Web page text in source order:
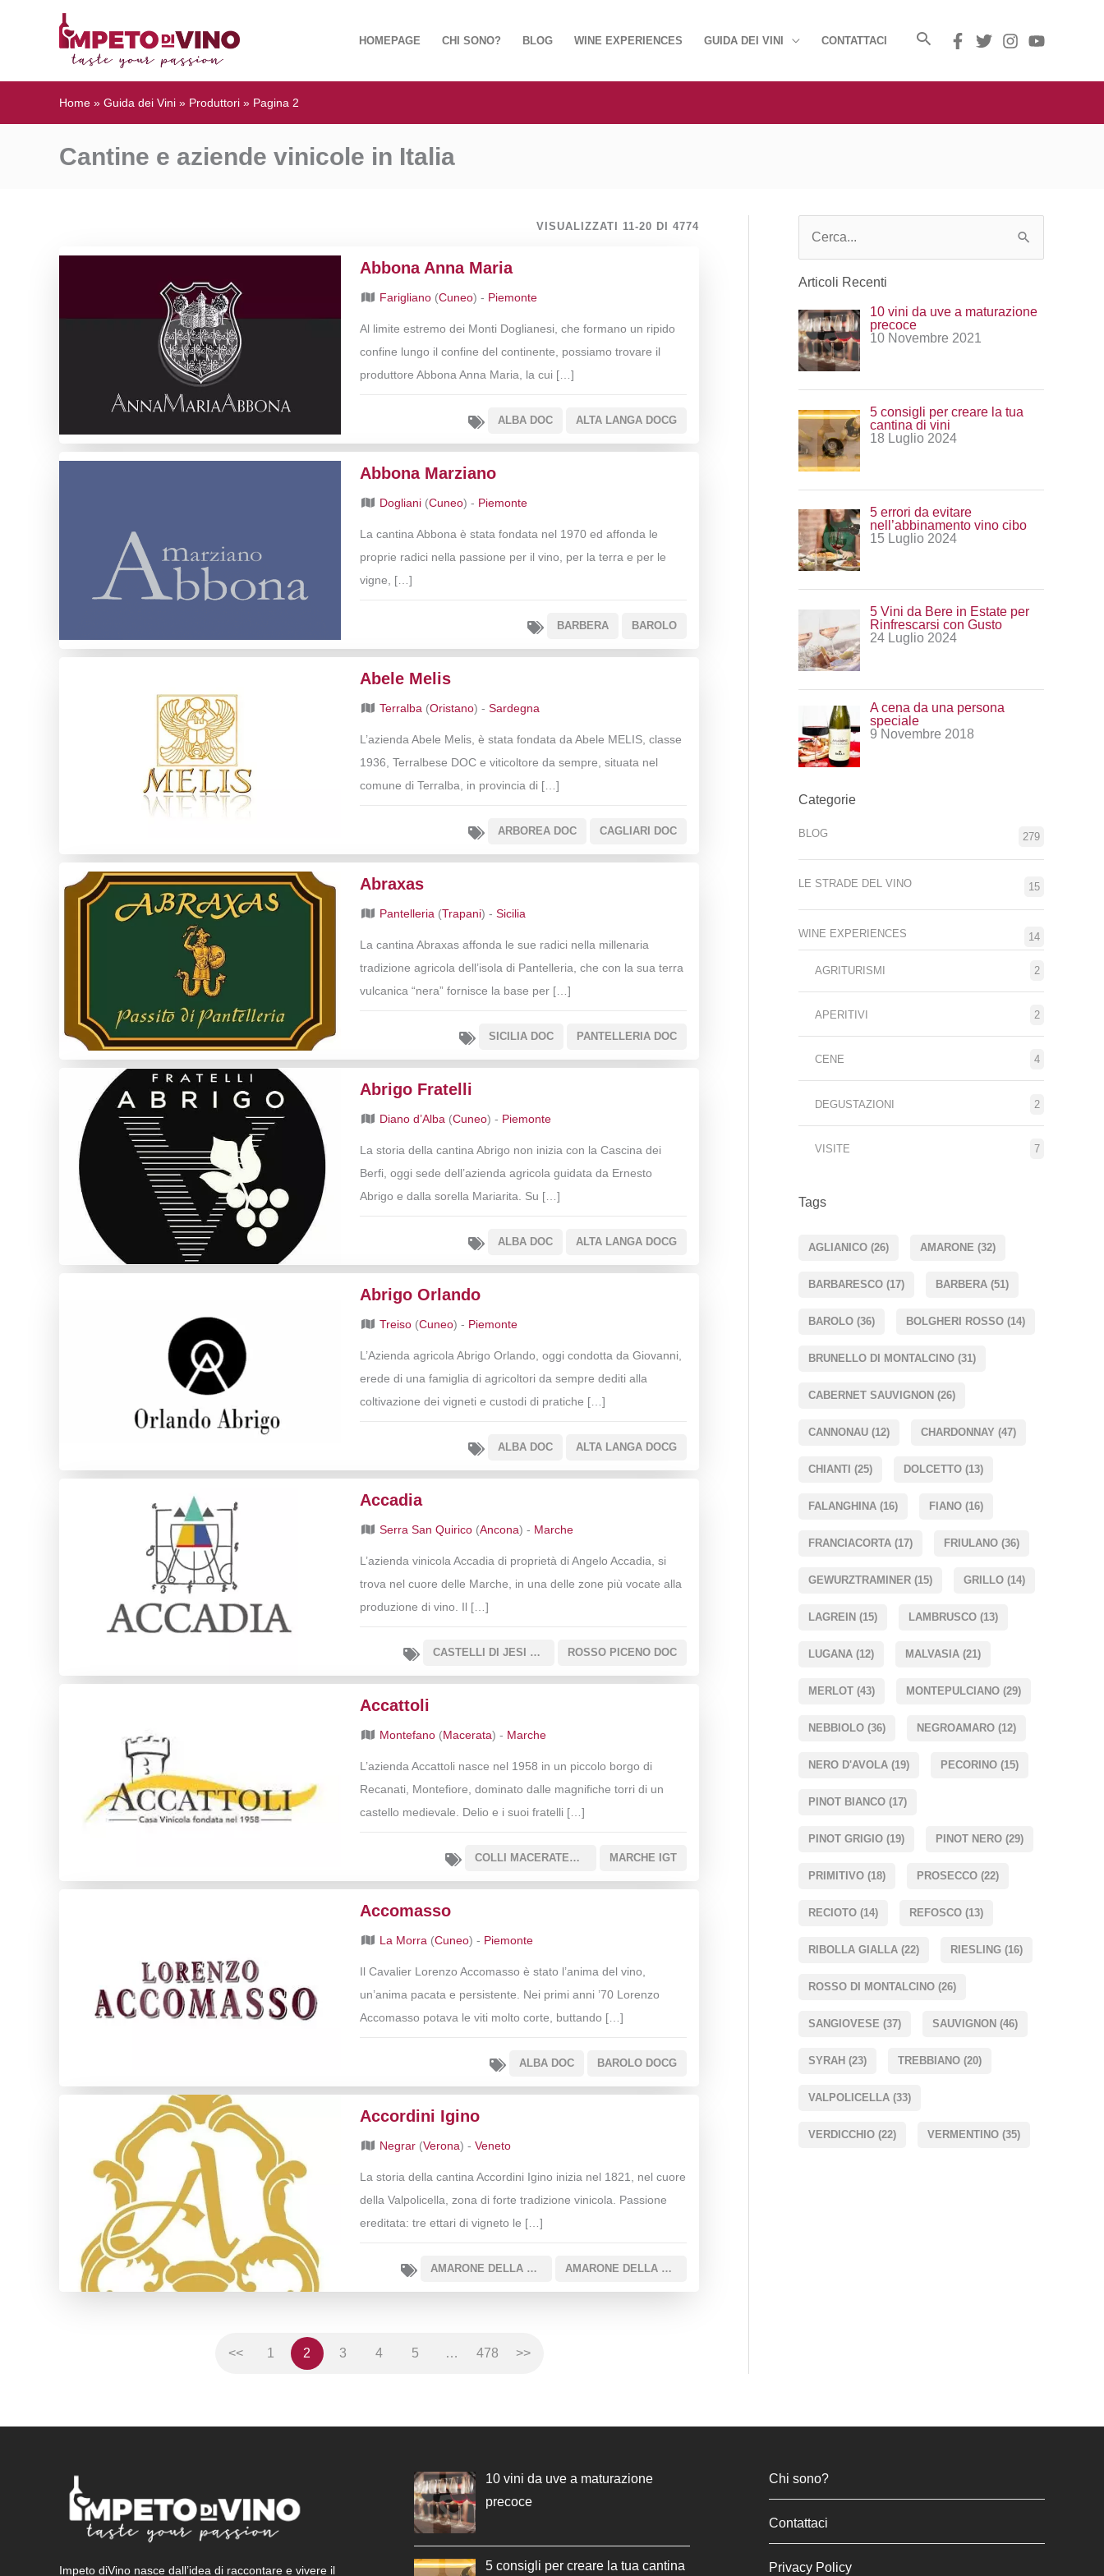
HOMEPAGE CHI SONO? BLOG WINE EXPERIENCES GUIDA DEI VINI CONTATTACI
Home » Guida dei Vini » Produttori » Pagina 2
Cantine e aziende vinicole in Italia
VISUALIZZATI 11-20 DI 4774
Abbona Anna Maria
Farigliano (Cuneo) - Piemonte
Al limite estremo dei Monti Doglianesi, che formano un ripido
confine lungo il confine del continente, possiamo trovare il
produttore Abbona Anna Maria, la cui […]
ALBA DOC ALTA LANGA DOCG
Abbona Marziano
Dogliani (Cuneo) - Piemonte
La cantina Abbona è stata fondata nel 1970 ed affonda le
proprie radici nella passione per il vino, per la terra e per le
vigne, […]
BARBERA BAROLO
Abele Melis
Terralba (Oristano) -Sardegna
L’azienda Abele Melis, è stata fondata da Abele MELIS, classe
1936, Terralbese DOC e viticoltore da sempre, situata nel
comune di Terralba, in provincia di […]
ARBOREA DOC CAGLIARI DOC
Abraxas
Pantelleria (Trapani) -Sicilia
La cantina Abraxas affonda le sue radici nella millenaria
tradizione agricola dell’isola di Pantelleria, che con la sua terra
vulcanica “nera” fornisce la base per […]
SICILIA DOC PANTELLERIA DOC
Abrigo Fratelli
Diano d’Alba (Cuneo) - Piemonte
La storia della cantina Abrigo non inizia con la Cascina dei
Berfi, oggi sede dell’azienda agricola guidata da Ernesto
Abrigo e dalla sorella Mariarita. Su […]
ALBA DOC ALTA LANGA DOCG
Abrigo Orlando
Treiso (Cuneo) - Piemonte
L’Azienda agricola Abrigo Orlando, oggi condotta da Giovanni,
erede di una famiglia di agricoltori da sempre dediti alla
coltivazione dei vigneti e custodi di pratiche […]
ALBA DOC ALTA LANGA DOCG
Accadia
Serra San Quirico (Ancona) - Marche
L’azienda vinicola Accadia di proprietà di Angelo Accadia, si
trova nel cuore delle Marche, in una delle zone più vocate alla
produzione di vino. Il […]
CASTELLI DI JESI VERDICCHIO RISERVA DOCG ROSSO PICENO DOC
Accattoli
Montefano (Macerata) - Marche
L’azienda Accattoli nasce nel 1958 in un piccolo borgo di
Recanati, Montefiore, dominato dalle magnifiche torri di un
castello medievale. Delio e i suoi fratelli […]
COLLI MACERATESI DOC MARCHE IGT
Accomasso
La Morra (Cuneo) - Piemonte
Il Cavalier Lorenzo Accomasso è stato l’anima del vino,
un’anima pacata e persistente. Nei primi anni ’70 Lorenzo
Accomasso potava le viti molto corte, buttando […]
ALBA DOC BAROLO DOCG
Accordini Igino
Negrar (Verona) -Veneto
La storia della cantina Accordini Igino inizia nel 1821, nel cuore
della Valpolicella, zona di forte tradizione vinicola. Passione
ereditata: tre ettari di vigneto le […]
AMARONE DELLA VALPOLICELLA DOCG AMARONE DELLA VALPOLICELLA DOCG SOTTOZONA CLASSICO
<< 1 2 3 4 5 … 478 >>
c
a
:
Articoli Recenti
10 vini da uve a maturazione
precoce
10 Novembre 2021
5 consigli per creare la tua
cantina di vini
18 Luglio 2024
5 errori da evitare
nell’abbinamento vino cibo
15 Luglio 2024
5 Vini da Bere in Estate per
Rinfrescarsi con Gusto
24 Luglio 2024
A cena da una persona
speciale
9 Novembre 2018
Categorie
BLOG 279
LE STRADE DEL VINO 15
WINE EXPERIENCES 14
AGRITURISMI 2
APERITIVI 2
CENE 4
DEGUSTAZIONI 2
VISITE 7
Tags
AGLIANICO (26) AMARONE (32)
BARBARESCO (17) BARBERA (51)
BAROLO (36) BOLGHERI ROSSO (14)
BRUNELLO DI MONTALCINO (31)
CABERNET SAUVIGNON (26)
CANNONAU (12) CHARDONNAY (47)
CHIANTI (25) DOLCETTO (13)
FALANGHINA (16) FIANO (16)
FRANCIACORTA (17) FRIULANO (36)
GEWURZTRAMINER (15) GRILLO (14)
LAGREIN (15) LAMBRUSCO (13)
LUGANA (12) MALVASIA (21)
MERLOT (43) MONTEPULCIANO (29)
NEBBIOLO (36) NEGROAMARO (12)
NERO D'AVOLA (19) PECORINO (15)
PINOT BIANCO (17)
PINOT GRIGIO (19) PINOT NERO (29)
PRIMITIVO (18) PROSECCO (22)
RECIOTO (14) REFOSCO (13)
RIBOLLA GIALLA (22) RIESLING (16)
ROSSO DI MONTALCINO (26)
SANGIOVESE (37) SAUVIGNON (46)
SYRAH (23) TREBBIANO (20)
VALPOLICELLA (33)
VERDICCHIO (22) VERMENTINO (35)
Impeto diVino nasce dall’idea di raccontare e vivere il
10 vini da uve a maturazione
precoce
5 consigli per creare la tua cantina
Chi sono?
Contattaci
Privacy Policy